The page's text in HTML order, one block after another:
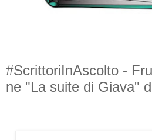
#ScrittoriInAscolto -
ne "La suite di Giava"